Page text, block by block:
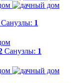
Санузлы: 1
Санузлы: 1